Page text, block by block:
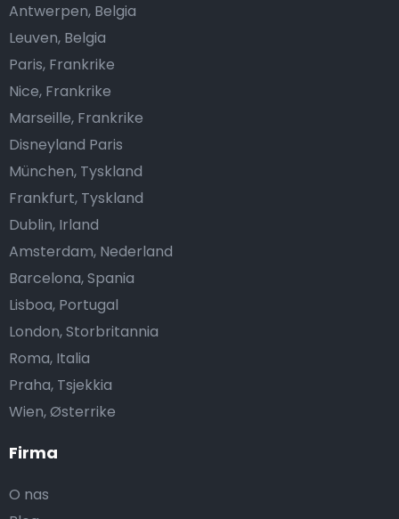
Firma
O nas
Antwerpen, Belgia
Leuven, Belgia
Paris, Frankrike
Nice, Frankrike
Marseille, Frankrike
Disneyland Paris
München, Tyskland
Frankfurt, Tyskland
Dublin, Irland
Amsterdam, Nederland
Barcelona, Spania
Lisboa, Portugal
London, Storbritannia
Roma, Italia
Praha, Tsjekkia
Wien, Østerrike